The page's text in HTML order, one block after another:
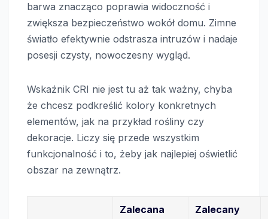
barwa znacząco poprawia widoczność i
zwiększa bezpieczeństwo wokół domu. Zimne
światło efektywnie odstrasza intruzów i nadaje
posesji czysty, nowoczesny wygląd.
Wskaźnik CRI nie jest tu aż tak ważny, chyba
że chcesz podkreślić kolory konkretnych
elementów, jak na przykład rośliny czy
dekoracje. Liczy się przede wszystkim
funkcjonalność i to, żeby jak najlepiej oświetlić
obszar na zewnątrz.
Zalecana
Zalecany